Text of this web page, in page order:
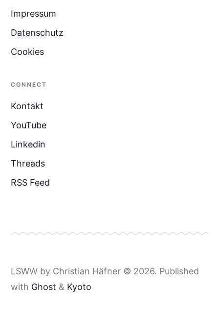
Impressum
Datenschutz
Cookies
CONNECT
Kontakt
YouTube
Linkedin
Threads
RSS Feed
LSWW by Christian Häfner © 2026. Published
with Ghost & Kyoto